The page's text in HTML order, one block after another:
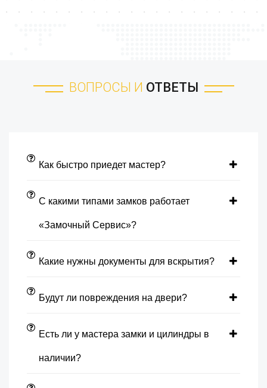
ВОПРОСЫ И ОТВЕТЫ
Как быстро приедет мастер?
С какими типами замков работает
«Замочный Сервис»?
Какие нужны документы для вскрытия?
Будут ли повреждения на двери?
Есть ли у мастера замки и цилиндры в
наличии?